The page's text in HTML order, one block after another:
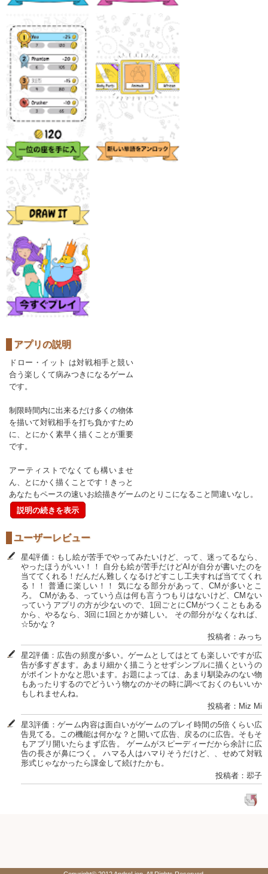
アプリの説明
ドロー・イット は対戦相手と競い
合う楽しくて病みつきになるゲーム
です。
制限時間内に出来るだけ多くの物体
を描いて対戦相手を打ち負かすため
に、とにかく素早く描くことが重要
です。
アーティストでなくても構いませ
ん、とにかく描くことです！きっと
あなたもペースの速いお絵描きゲームのとりこになること間違いなし。
説明の続きを表示
ユーザーレビュー
星4評価：もし絵が苦手でやってみたいけど、って、迷ってるなら、
やったほうがいい！！ 自分も絵が苦手だけどAIが自分が書いたのを
当ててくれる！だんだん難しくなるけどすこし工夫すれば当ててくれ
る！！ 普通に楽しい！！ 気になる部分があって、CMが多いとこ
ろ。 CMがある、っていう点は何も言うつもりはないけど、CMない
っていうアプリの方が少ないので、1回ごとにCMがつくこともある
から、やるなら、3回に1回とかが嬉しい。 その部分がなくなれば、
☆5かな？
投稿者：みっち
星2評価：広告の頻度が多い。ゲームとしてはとても楽しいですが広
告が多すぎます。あまり細かく描こうとせずシンプルに描くというの
がポイントかなと思います。お題によっては、あまり馴染みのない物
もあったりするのでどういう物なのかその時に調べておくのもいいか
もしれませんね。
投稿者：Miz Mi
星3評価：ゲーム内容は面白いがゲームのプレイ時間の5倍くらい広
告見てる。この機能は何かな？と開いて広告、戻るのに広告。そもそ
もアプリ開いたらまず広告。 ゲームがスピーディーだから余計に広
告の長さが鼻につく。 ハマる人はハマりそうだけど、、せめて対戦
形式じゃなかったら課金して続けたかも。
投稿者：翆子